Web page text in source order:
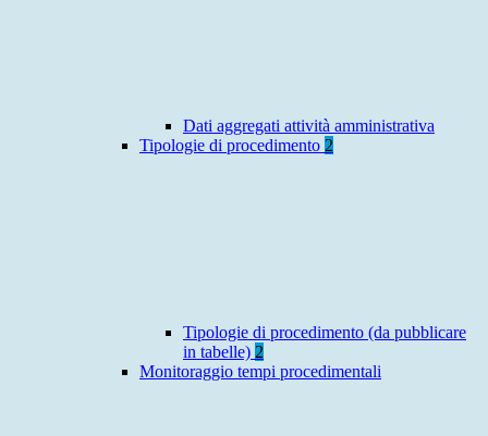
Dati aggregati attività amministrativa
Tipologie di procedimento 2
Tipologie di procedimento (da pubblicare
in tabelle) 2
Monitoraggio tempi procedimentali